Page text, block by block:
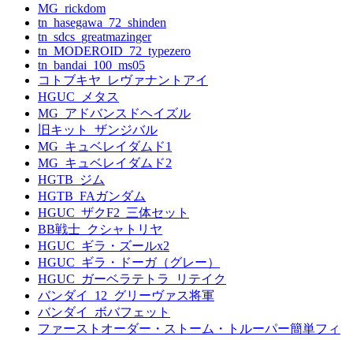
MG_rickdom
tn_hasegawa_72_shinden
tn_sdcs_greatmazinger
tn_MODEROID_72_typezero
tn_bandai_100_ms05
コトブキヤ_レヴァナントアイ
HGUC_メタス
MG_アドバンスドヘイズル
旧キット_ザンジバル
MG_キュベレイダムド1
MG_キュベレイダムド2
HGTB_ジム
HGTB_FAガンダム
HGUC_ザクF2_三体セット
BB戦士_クシャトリヤ
HGUC_ギラ・ズールx2
HGUC_ギラ・ドーガ（グレー）
HGUC_ガーベラテトラ_リテイク
バンダイ_12_グリーヴァス将軍
バンダイ_ボバフェット
ファーストオーダー・ストーム・トルーパー簡単フィ